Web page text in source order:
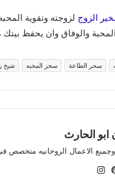
الزوج لزوجته وتقوية
المحبة والوفاق وان يحفظ
سحر الطاعة سحر المحبه شيخ
ابو الحارث
الاعمال الروحانيه متخصص
بينتيريست